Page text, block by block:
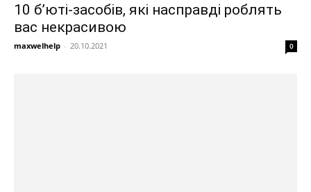
10 б’юті-засобів, які насправді роблять
вас некрасивою
maxwelhelp - 20.10.2021 0